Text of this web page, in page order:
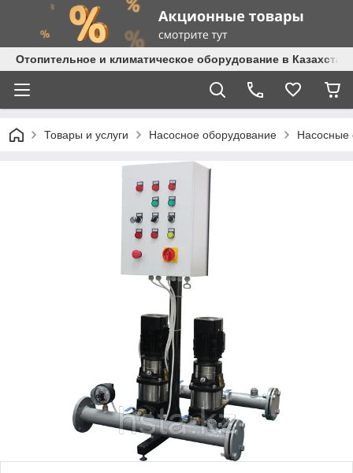
Отопительное и климатическое оборудование в
Товары и услуги Насосное оборудование Насосные